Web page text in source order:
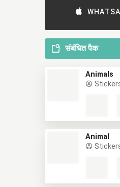
संबंधित पैक
Animals
Animal